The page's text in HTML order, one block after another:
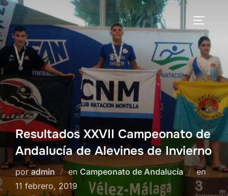
Saltar
al
contenido
Resultados XXVII Campeonato de
Andalucía de Alevines de Invierno
poradmin en Campeonato de Andalucía en
11 febrero, 2019